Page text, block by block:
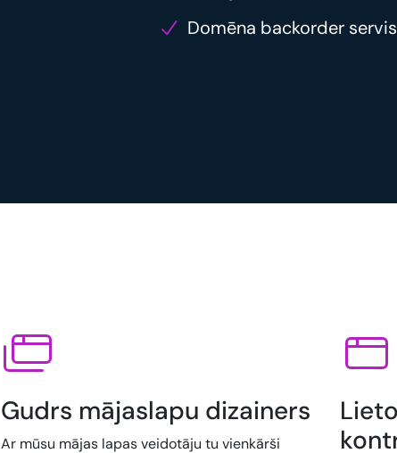
Domēna backorder
Gudrs mājaslapu dizainers
Ar mūsu mājas lapas veidotāju tu vienkārši